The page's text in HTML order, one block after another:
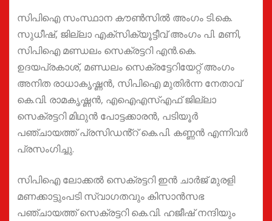
സിപിഐ സംസ്ഥാന കൗൺസിൽ അംഗം ടി.കെ.
സുധീഷ്, ജില്ലാ എക്സിക്യൂട്ടീവ് അംഗം പി. മണി,
സിപിഐ മണ്ഡലം സെക്രട്ടറി എൻ.കെ.
ഉദയപ്രകാശ്, മണ്ഡലം സെക്രട്ടേറിയേറ്റ് അംഗം
അനിത രാധാകൃഷ്ണൻ, സിപിഐ മുതിർന്ന നേതാവ്
കെ.വി. രാമകൃഷ്ണൻ, എഐഎസ്എഫ് ജില്ലാ
സെക്രട്ടറി മിഥുൻ പോട്ടക്കാരൻ, പടിയൂർ
പഞ്ചായത്ത് പ്രസിഡൻ്റ് കെ.പി. കണ്ണൻ എന്നിവർ
പ്രസംഗിച്ചു.
സിപിഐ ലോക്കൽ സെക്രട്ടറി ഇൻ ചാർജ് മുരളി
മണക്കാട്ടുംപടി സ്വാഗതവും കിസാൻസഭ
പഞ്ചായത്ത് സെക്രട്ടറി കെ.വി. ഹജീഷ് നന്ദിയും